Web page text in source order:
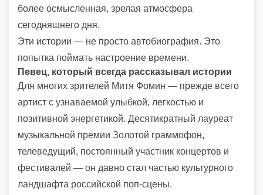
более осмысленная, зрелая атмосфера
сегодняшнего дня.
Эти истории — не просто автобиография. Это
попытка поймать настроение времени.
Певец, который всегда рассказывал истории
Для многих зрителей Митя Фомин — прежде всего
артист с узнаваемой улыбкой, легкостью и
позитивной энергетикой. Десятикратный лауреат
музыкальной премии Золотой граммофон,
телеведущий, постоянный участник концертов и
фестивалей — он давно стал частью культурного
ландшафта российской поп-сцены.